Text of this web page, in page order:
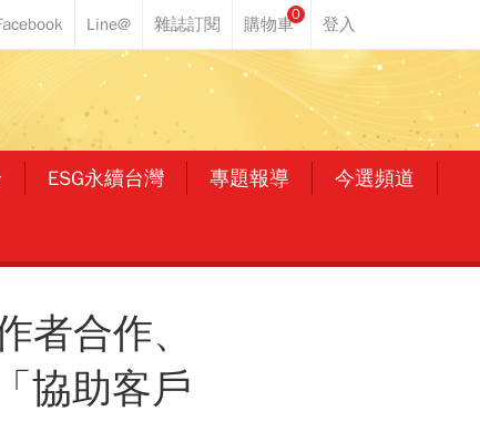
0
ESG永續台灣 專題報導 今選頻道
合作、
協助客戶